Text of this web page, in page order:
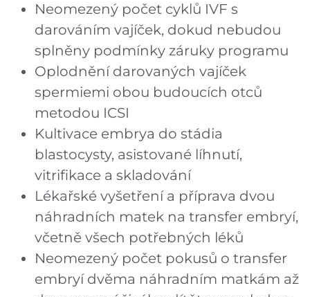
Neomezený počet cyklů IVF s
darováním vajíček, dokud nebudou
splněny podmínky záruky programu
Oplodnění darovaných vajíček
spermiemi obou budoucích otců
metodou ICSI
Kultivace embrya do stádia
blastocysty, asistované líhnutí,
vitrifikace a skladování
Lékařské vyšetření a příprava dvou
náhradních matek na transfer embryí,
včetně všech potřebných léků
Neomezený počet pokusů o transfer
embryí dvěma náhradním matkám až